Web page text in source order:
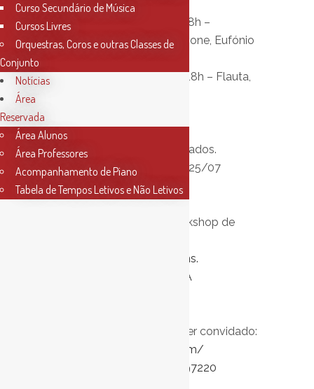
1ª Sessão – Dia 27/07 às 18h –
Trompete, Trompa, Trombone, Eufónio
2ª Sessão – Dia 28/07 às 18h – Flauta,
Aberto a todos os interessados.
Inscrição grátis: até ao dia 25/07
Link para inscrição no Workshop de
https://forms.
gle/gyM1T5FSg1EgmgL1A
Página Facebook do Luthier convidado:
https://www.facebook.com/
profile.php?id=10001339597220
Curso Secundário de Música
Cursos Livres
Orquestras, Coros e outras Classes de
Conjunto
Notícias
Área
Reservada
Área Alunos
Área Professores
Acompanhamento de Piano
Tabela de Tempos Letivos e Não Letivos